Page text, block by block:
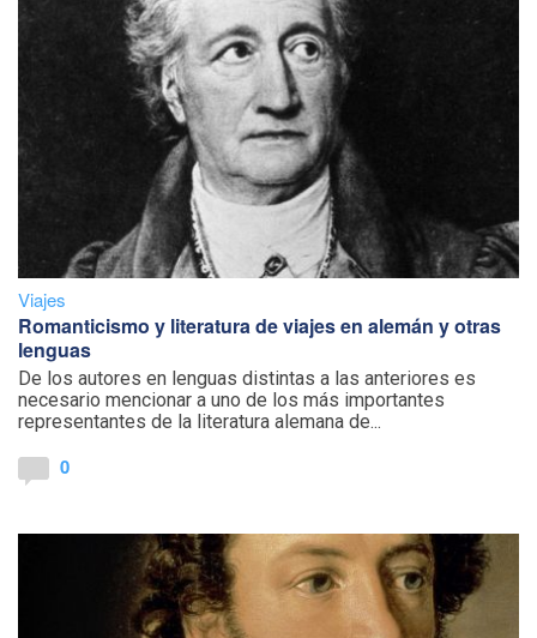
Viajes
Romanticismo y literatura de viajes en alemán y otras
lenguas
De los autores en lenguas distintas a las anteriores es
necesario mencionar a uno de los más importantes
representantes de la literatura alemana de...
0